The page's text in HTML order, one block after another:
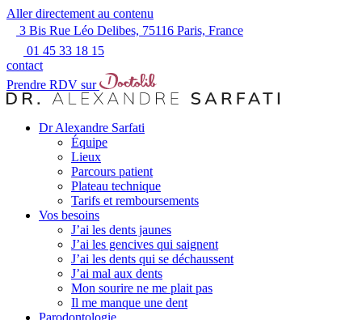
Aller directement au contenu
3 Bis Rue Léo Delibes, 75116 Paris, France
01 45 33 18 15
contact
Prendre RDV sur
Dr Alexandre Sarfati
Équipe
Lieux
Parcours patient
Plateau technique
Tarifs et remboursements
Vos besoins
J’ai les dents jaunes
J’ai les gencives qui saignent
J’ai les dents qui se déchaussent
J’ai mal aux dents
Mon sourire ne me plait pas
Il me manque une dent
Parodontologie